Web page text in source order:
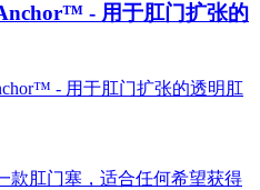
- 用于肛门扩张的
款肛门塞，适合任何希望获得